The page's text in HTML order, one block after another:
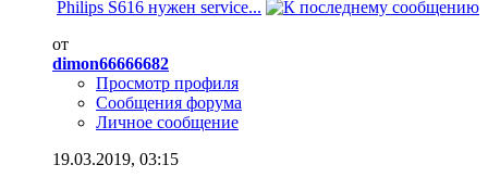
Philips S616 нужен service...
от
dimon66666682
Просмотр профиля
Сообщения форума
Личное сообщение
19.03.2019, 03:15